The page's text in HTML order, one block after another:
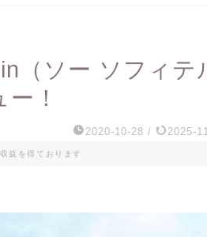
（ソー ソフィテ
！
2020-10-28 / 2025-
益を得ております